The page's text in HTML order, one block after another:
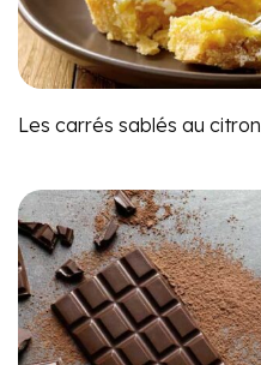
Les carrés sablés au citron